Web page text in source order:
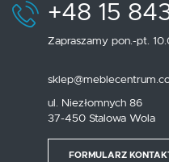
+48 15
Zapraszamy pon.-pt.
ul. Niezłomnych 86
37-450 Stalowa Wola
FORMULARZ